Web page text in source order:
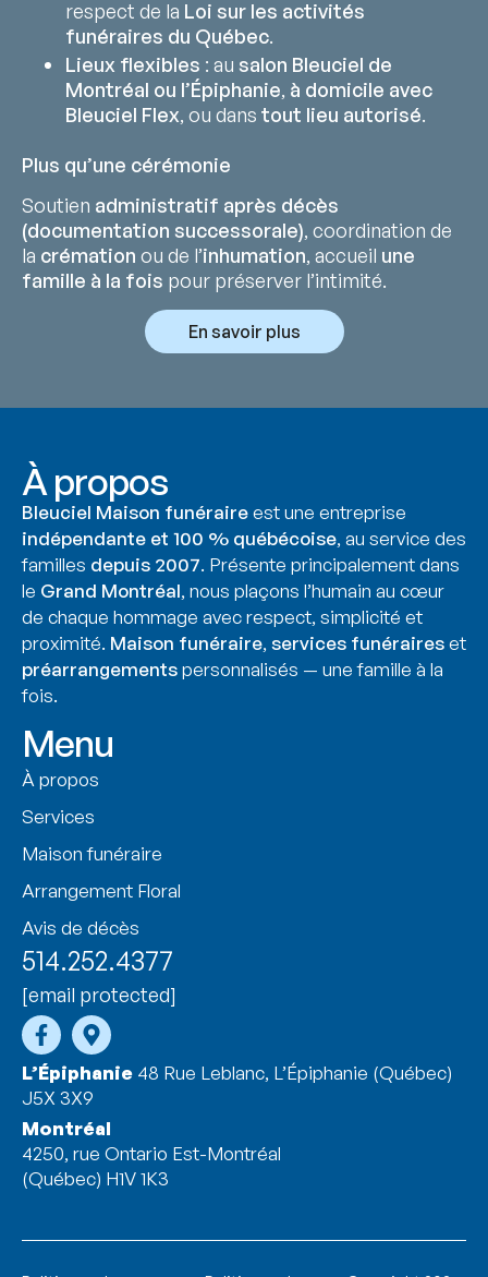
respect de la Loi sur les activités
funéraires du Québec.
Lieux flexibles : au salon Bleuciel de
Montréal ou l’Épiphanie, à domicile avec
Bleuciel Flex, ou dans tout lieu autorisé.
Plus qu’une cérémonie
Soutien administratif après décès
(documentation successorale), coordination de
la crémation ou de l’inhumation, accueil une
famille à la fois pour préserver l’intimité.
En savoir plus
À propos
Bleuciel Maison funéraireest une entreprise
indépendante et 100 % québécoise, au service des
familles depuis 2007. Présente principalement dans
le Grand Montréal, nous plaçons l’humain au cœur
de chaque hommage avec respect, simplicité et
proximité. Maison funéraire, services funéraireset
préarrangementspersonnalisés — une famille à la
fois.
Menu
À propos
Services
Maison funéraire
Arrangement Floral
Avis de décès
514.252.4377
[email protected]
L’Épiphanie 48 Rue Leblanc, L’Épiphanie (Québec)
J5X 3X9
Montréal
4250, rue Ontario Est-Montréal
(Québec) H1V 1K3